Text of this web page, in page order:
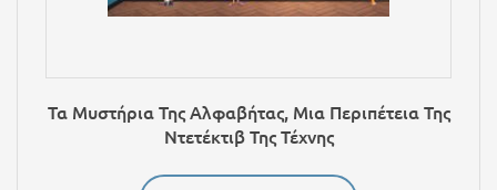
Τα Μυστήρια Της Αλφαβήτας, Μια Περιπέτεια Της
Ντετέκτιβ Της Τέχνης